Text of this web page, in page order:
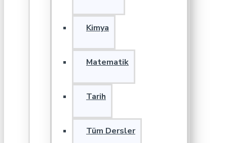
Kimya
Matematik
Tarih
Tüm Dersler